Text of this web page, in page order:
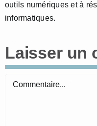
outils numériques et à
informatiques.
Laisser un
Commentaire